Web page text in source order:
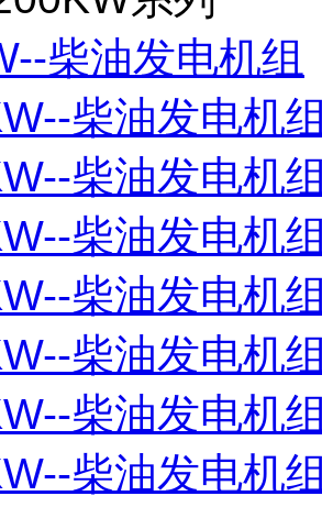
柴油发电机组
柴油发电机
柴油发电机
柴油发电机
柴油发电机
柴油发电机
柴油发电机
柴油发电机